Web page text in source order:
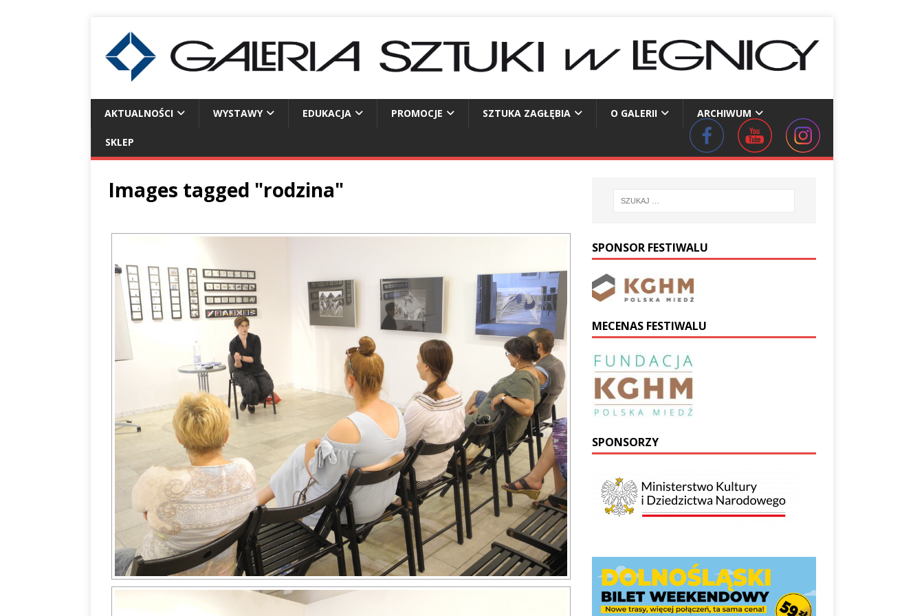
AKTUALNOŚCI WYSTAWY EDUKACJA PROMOCJE SZTUKA ZAGŁĘBIA O GALERII ARCHIWUM
SKLEP
Images tagged "rodzina"
SPONSOR FESTIWALU
MECENAS FESTIWALU
SPONSORZY